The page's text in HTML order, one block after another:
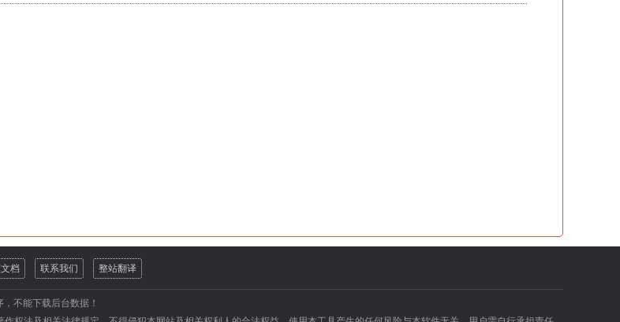
档 联系我们 整站翻译
不能下载后台数据！